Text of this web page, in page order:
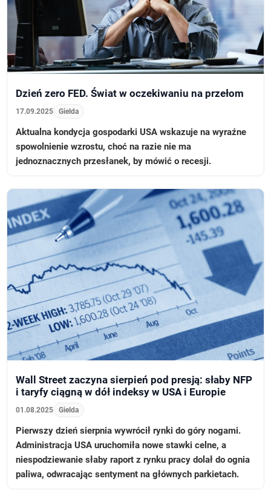
Dzień zero FED. Świat w oczekiwaniu na przełom
17.09.2025 Gielda
Aktualna kondycja gospodarki USA wskazuje na wyraźne
spowolnienie wzrostu, choć na razie nie ma
jednoznacznych przesłanek, by mówić o recesji.
Wall Street zaczyna sierpień pod presją: słaby NFP
i taryfy ciągną w dół indeksy w USA i Europie
01.08.2025 Gielda
Pierwszy dzień sierpnia wywrócił rynki do góry nogami.
Administracja USA uruchomiła nowe stawki celne, a
niespodziewanie słaby raport z rynku pracy dolał do ognia
paliwa, odwracając sentyment na głównych parkietach.